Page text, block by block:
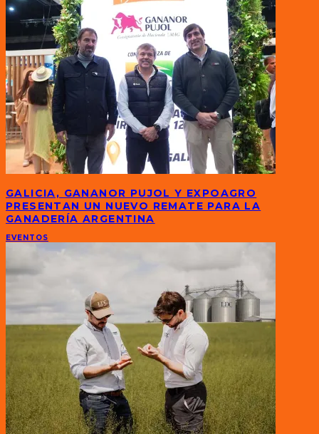
GALICIA, GANANOR PUJOL Y EXPOAGRO
PRESENTAN UN NUEVO REMATE PARA LA
GANADERÍA ARGENTINA
EVENTOS